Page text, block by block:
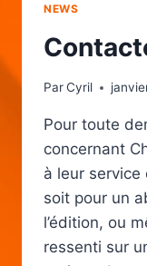
NEWS
ParCyril
Pour toute
concernant
à leur service
soit pour un
l’édition, ou
ressenti sur